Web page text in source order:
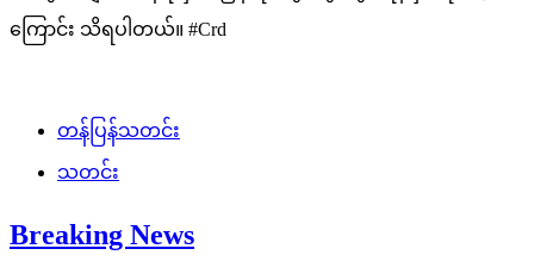
ကြောင်း သိရပါတယ်။ #Crd
တန်ပြန်သတင်း
သတင်း
Breaking News